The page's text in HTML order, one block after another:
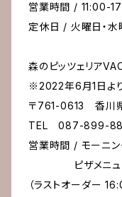
営業時間 / 11:00-
定休日 / 火曜日・水
森のピッツェリア
※2022年6月1日よ
〒761-0613 香川
TEL 087-899-
営業時間 / モーニ
ピザメニュ
（ラストオーダー